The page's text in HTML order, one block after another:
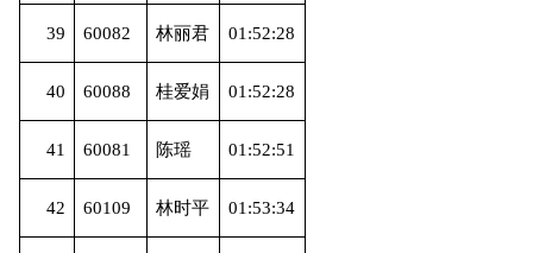
39 60082 林丽君 01:52:28
40 60088 桂爱娟 01:52:28
41 60081 陈瑶 01:52:51
42 60109 林时平 01:53:34